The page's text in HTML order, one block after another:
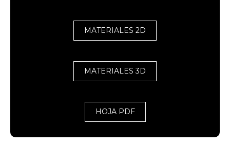
MATERIALES 2D
MATERIALES 3D
HOJA PDF